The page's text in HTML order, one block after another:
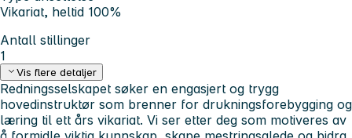
Vikariat, heltid 100%
Antall stillinger
1
Vis flere detaljer
Redningsselskapet søker en engasjert og trygg
hovedinstruktør som brenner for drukningsforebygging og
læring til ett års vikariat. Vi ser etter deg som motiveres av